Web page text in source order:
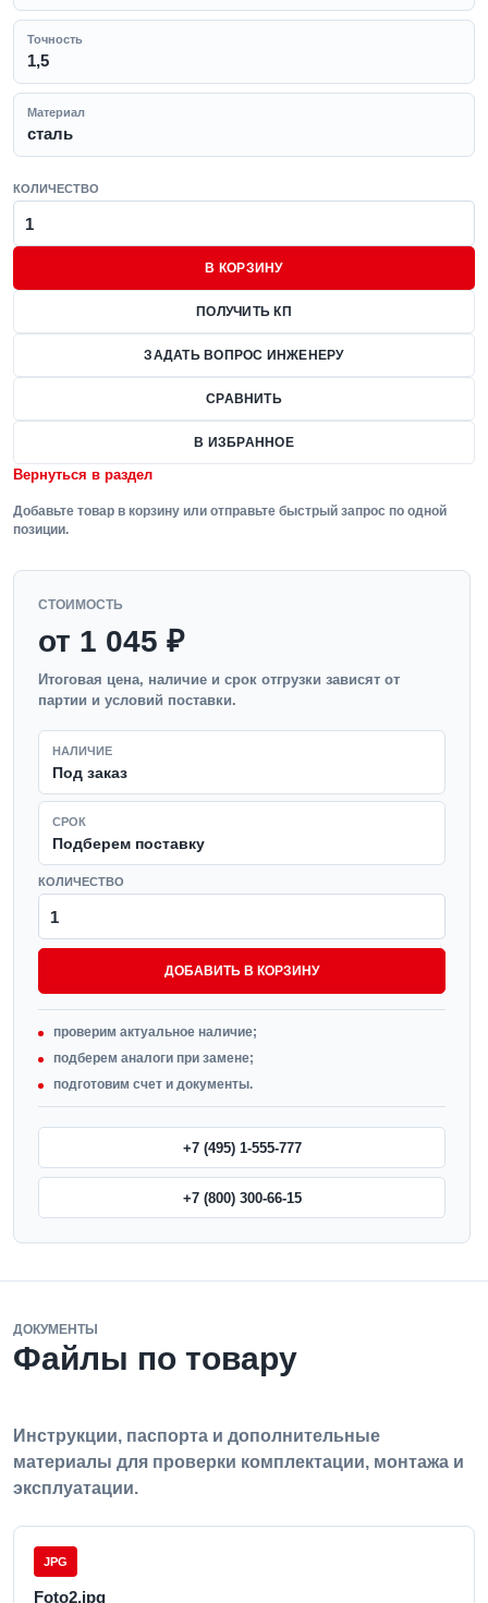
Точность
1,5
Материал
сталь
КОЛИЧЕСТВО
В КОРЗИНУ
ПОЛУЧИТЬ КП
ЗАДАТЬ ВОПРОС ИНЖЕНЕРУ
СРАВНИТЬ
В ИЗБРАННОЕ
Вернуться в раздел
Добавьте товар в корзину или отправьте быстрый запрос по одной
позиции.
СТОИМОСТЬ
от 1 045 ₽
Итоговая цена, наличие и срок отгрузки зависят от
партии и условий поставки.
НАЛИЧИЕ
Под заказ
СРОК
Подберем поставку
КОЛИЧЕСТВО
ДОБАВИТЬ В КОРЗИНУ
проверим актуальное наличие;
подберем аналоги при замене;
подготовим счет и документы.
+7 (495) 1-555-777
+7 (800) 300-66-15
ДОКУМЕНТЫ
Файлы по товару
Инструкции, паспорта и дополнительные
материалы для проверки комплектации, монтажа и
эксплуатации.
JPG
Foto2.jpg